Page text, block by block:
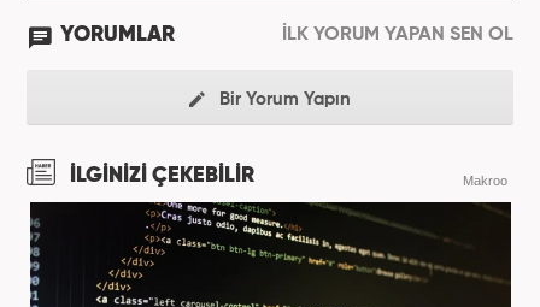
YORUMLAR İLK YORUM YAPAN SEN OL
Bir Yorum Yapın
İLGİNİZİ ÇEKEBİLİR Makroo